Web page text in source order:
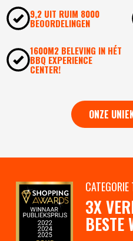
9,2 UIT RUIM 8000
BEOORDELINGEN
1600M2 BELEVING IN HÉT
BBQ EXPERIENCE
CENTER!
ONZE
CATEGORIE
3X
BESTE